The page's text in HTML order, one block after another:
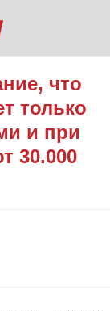
что
только
и при
30.000